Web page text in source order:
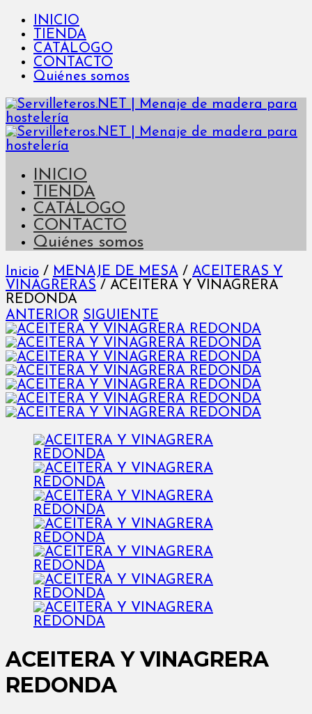
INICIO
TIENDA
CATÁLOGO
CONTACTO
Quiénes somos
INICIO
TIENDA
CATÁLOGO
CONTACTO
Quiénes somos
Inicio / MENAJE DE MESA / ACEITERAS Y
VINAGRERAS / ACEITERA Y VINAGRERA
REDONDA
ANTERIOR SIGUIENTE
ACEITERA Y VINAGRERA
REDONDA